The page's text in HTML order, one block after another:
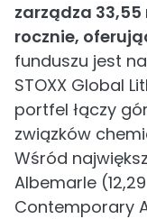
zarządza 33,55
rocznie,
funduszu jest
STOXX Global
portfel łączy
związków
Wśród
Albemarle
Contemporary